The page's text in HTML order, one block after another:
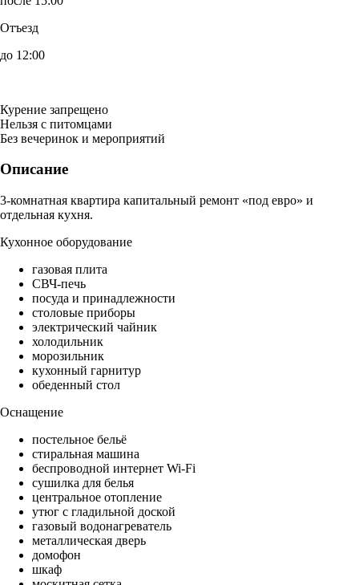
Отъезд
до 12:00
Курение запрещено
Нельзя с питомцами
Без вечеринок и мероприятий
Описание
3-комнатная квартира капитальный ремонт «под евро» и
отдельная кухня.
Кухонное оборудование
газовая плита
СВЧ-печь
посуда и принадлежности
столовые приборы
электрический чайник
холодильник
морозильник
кухонный гарнитур
обеденный стол
Оснащение
постельное бельё
стиральная машина
беспроводной интернет Wi-Fi
сушилка для белья
центральное отопление
утюг с гладильной доской
газовый водонагреватель
металлическая дверь
домофон
шкаф